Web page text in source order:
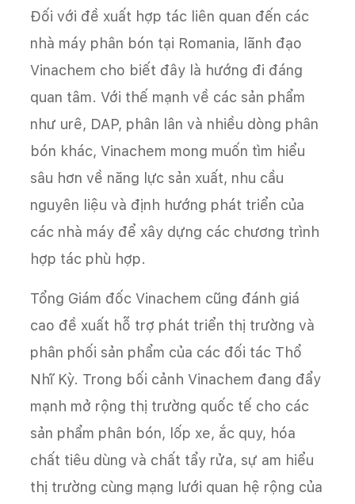
Đối với đề xuất hợp tác liên quan đến các
nhà máy phân bón tại Romania, lãnh đạo
Vinachem cho biết đây là hướng đi đáng
quan tâm. Với thế mạnh về các sản phẩm
như urê, DAP, phân lân và nhiều dòng phân
bón khác, Vinachem mong muốn tìm hiểu
sâu hơn về năng lực sản xuất, nhu cầu
nguyên liệu và định hướng phát triển của
các nhà máy để xây dựng các chương trình
hợp tác phù hợp.
Tổng Giám đốc Vinachem cũng đánh giá
cao đề xuất hỗ trợ phát triển thị trường và
phân phối sản phẩm của các đối tác Thổ
Nhĩ Kỳ. Trong bối cảnh Vinachem đang đẩy
mạnh mở rộng thị trường quốc tế cho các
sản phẩm phân bón, lốp xe, ắc quy, hóa
chất tiêu dùng và chất tẩy rửa, sự am hiểu
thị trường cùng mạng lưới quan hệ rộng của